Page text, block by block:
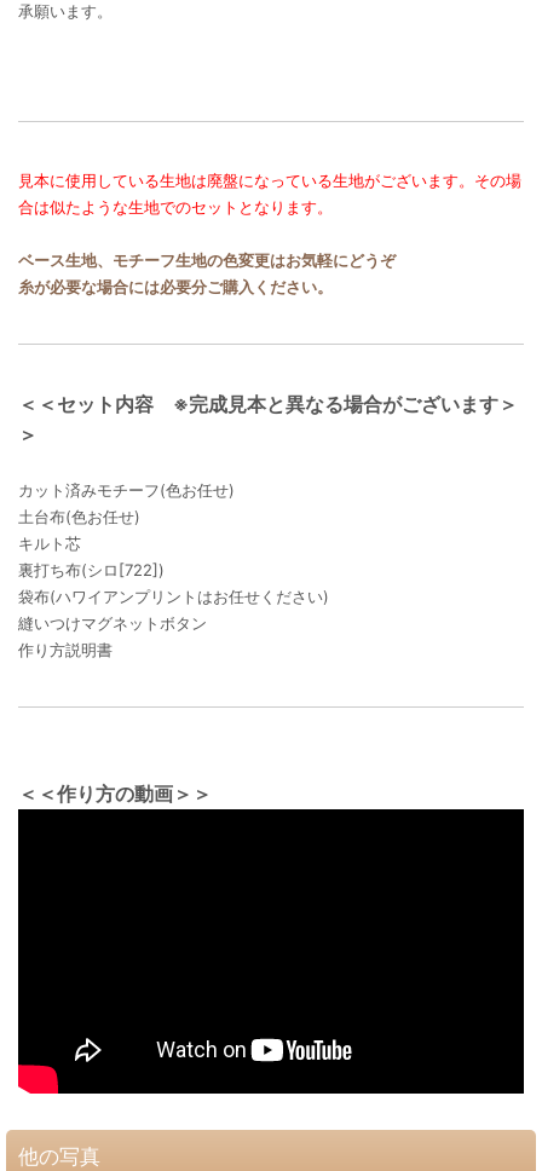
承願います。
見本に使用している生地は廃盤になっている生地がございます。その場
合は似たような生地でのセットとなります。
ベース生地、モチーフ生地の色変更はお気軽にどうぞ
糸が必要な場合には必要分ご購入ください。
＜＜セット内容 ※完成見本と異なる場合がございます＞
＞
カット済みモチーフ(色お任せ)
土台布(色お任せ)
キルト芯
裏打ち布(シロ[722])
袋布(ハワイアンプリントはお任せください)
縫いつけマグネットボタン
作り方説明書
＜＜作り方の動画＞＞
他の写真